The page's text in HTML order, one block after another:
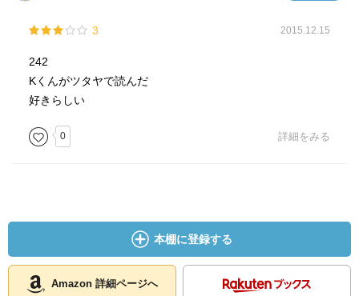
3 2015.12.15
242
Kくんがツタヤで読んだ
好きらしい
0 詳細をみる
本棚に登録する
Amazon 詳細ページへ